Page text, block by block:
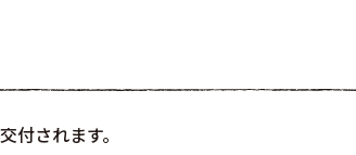
付されます。